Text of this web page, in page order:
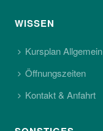
WISSEN
Kursplan Allgemein
Öffnungszeiten
Kontakt & Anfahrt